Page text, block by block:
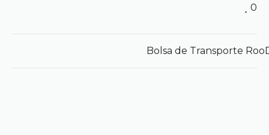
0
Bolsa de Transporte